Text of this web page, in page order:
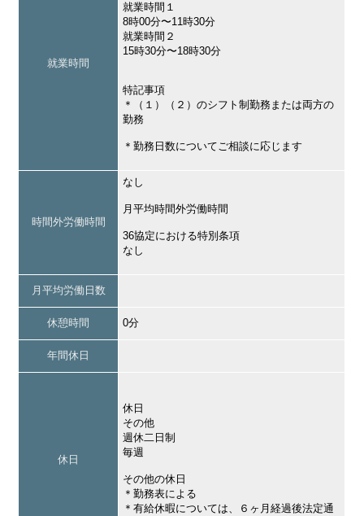
就業時間
就業時間１
8時00分〜11時30分
就業時間２
15時30分〜18時30分
特記事項
＊（１）（２）のシフト制勤務または両方の
勤務
＊勤務日数についてご相談に応じます
時間外労働時間
なし
月平均時間外労働時間
36協定における特別条項
なし
月平均労働日数
休憩時間 0分
年間休日
休日
休日
その他
週休二日制
毎週
その他の休日
＊勤務表による
＊有給休暇については、６ヶ月経過後法定通